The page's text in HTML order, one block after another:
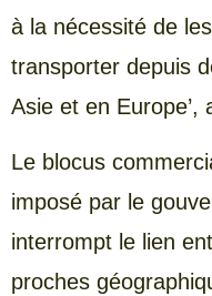
à la nécessité de
transporter depuis
Asie et en Europe’,
Le blocus
imposé par le
interrompt le lien
proches